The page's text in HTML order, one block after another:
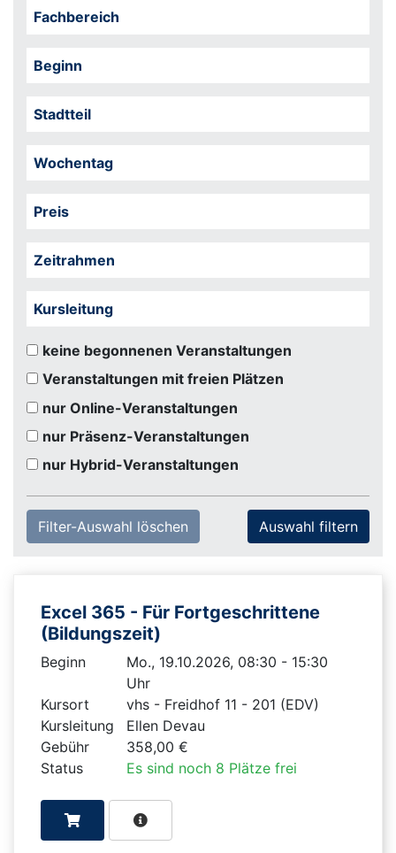
Fachbereich
Beginn
Stadtteil
Wochentag
Preis
Zeitrahmen
Kursleitung
keine begonnenen Veranstaltungen
Veranstaltungen mit freien Plätzen
nur Online-Veranstaltungen
nur Präsenz-Veranstaltungen
nur Hybrid-Veranstaltungen
Filter-Auswahl löschen
Excel 365 - Für Fortgeschrittene
(Bildungszeit)
Beginn
Mo., 19.10.2026, 08:30 - 15:30
Uhr
Kursort
vhs - Freidhof 11 - 201 (EDV)
Kursleitung
Ellen Devau
Gebühr
358,00 €
Status
Es sind noch 8 Plätze frei